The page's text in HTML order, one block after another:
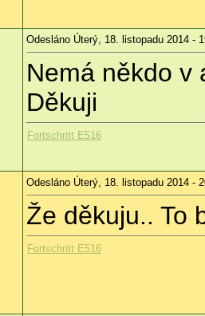
Odesláno Úterý, 18. listopadu 2014 -
Nemá někdo v
Děkuji
Fortschritt E516
Odesláno Úterý, 18. listopadu 2014 -
Že děkuju.. To
Fortschritt E516